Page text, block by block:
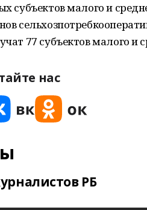
субъектов малого и
77 субъектов малого и
нас
РБ